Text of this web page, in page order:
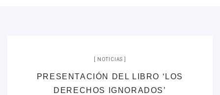
NOTICIAS
PRESENTACIÓN DEL LIBRO ‘LOS
DERECHOS IGNORADOS’